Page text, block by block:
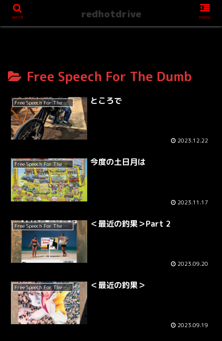
Free Speech For The Dumb
Free Speech For The Dumb ところで
2023.12.22
Free Speech For The Dumb 今度の土日月は
2023.11.17
Free Speech For The Dumb ＜最近の釣果＞Part 2
2023.09.20
Free Speech For The Dumb ＜最近の釣果＞
2023.09.19
serch redhotdrive menu